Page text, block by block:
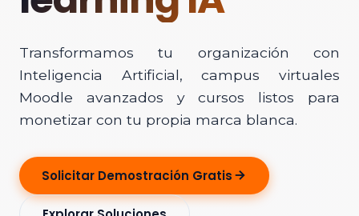
Transformamos tu organización con
Inteligencia Artificial, campus virtuales
Moodle avanzados y cursos listos para
monetizar con tu propia marca blanca.
Solicitar Demostración Gratis